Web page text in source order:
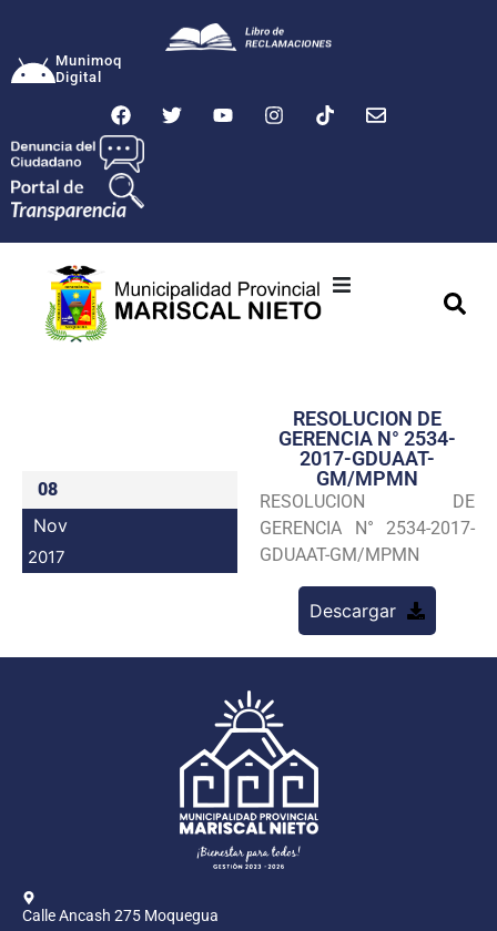
Munimoq
Digital
Transparencia
Seguridad
Programas
08
Nov
2017
RESOLUCION DE
GERENCIA N° 2534-
2017-GDUAAT-
GM/MPMN
RESOLUCION DE
GERENCIA N° 2534-2017-
GDUAAT-GM/MPMN
Descargar
Calle Ancash 275 Moquegua